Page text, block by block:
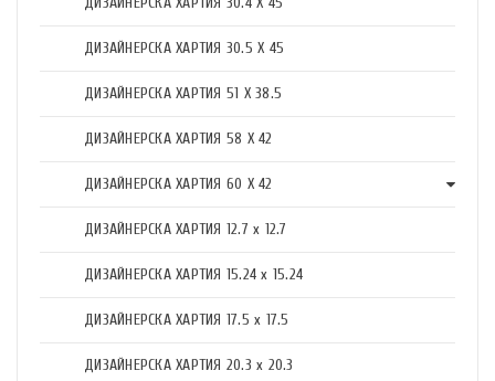
ДИЗАЙНЕРСКА ХАРТИЯ 30.5 X 45
ДИЗАЙНЕРСКА ХАРТИЯ 51 X 38.5
ДИЗАЙНЕРСКА ХАРТИЯ 58 X 42
ДИЗАЙНЕРСКА ХАРТИЯ 60 X 42
ДИЗАЙНЕРСКА ХАРТИЯ 12.7 x 12.7
ДИЗАЙНЕРСКА ХАРТИЯ 15.24 x 15.24
ДИЗАЙНЕРСКА ХАРТИЯ 17.5 х 17.5
ДИЗАЙНЕРСКА ХАРТИЯ 20.3 х 20.3